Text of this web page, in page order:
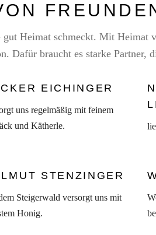
Heimat schmeckt. Mit Heimat
Dafür braucht es starke Partner,
EICHINGER
uns regelmäßig mit feinem
und Kätherle.
STENZINGER
Steigerwald versorgt uns mit
Honig.